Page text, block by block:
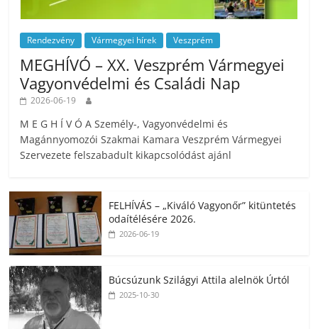
Rendezvény Vármegyei hírek Veszprém
MEGHÍVÓ – XX. Veszprém Vármegyei
Vagyonvédelmi és Családi Nap
2026-06-19
M E G H Í V Ó A Személy-, Vagyonvédelmi és
Magánnyomozói Szakmai Kamara Veszprém Vármegyei
Szervezete felszabadult kikapcsolódást ajánl
FELHÍVÁS – „Kiváló Vagyonőr” kitüntetés
odaítélésére 2026.
2026-06-19
Búcsúzunk Szilágyi Attila alelnök Úrtól
2025-10-30